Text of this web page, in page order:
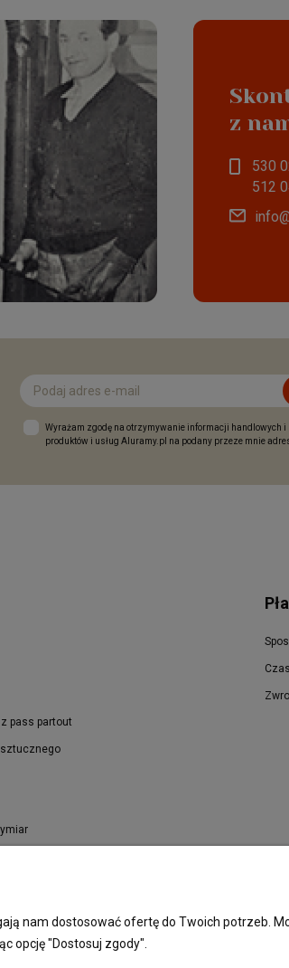
jakość
i drewnianych
z
530
512
Wyrażam zgodę na otrzymywanie informacji handlowych
produktów i usług Aluramy.pl na podany przeze mnie
pass partout
nam dostosować ofertę do Twoich potrzeb.
opcję "Dostosuj zgody".